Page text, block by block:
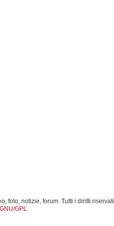
foto, notizie, forum. Tutti i diritti
GPL